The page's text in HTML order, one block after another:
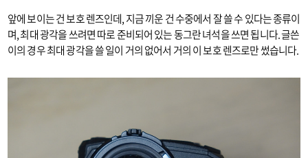
앞에 보이는 건 보호 렌즈인데, 지금 끼운 건 수중에서 잘 쓸 수 있다는 종류이
며, 최대 광각을 쓰려면 따로 준비되어 있는 동그란 녀석을 쓰면 됩니다. 글쓴
이의 경우 최대 광각을 쓸 일이 거의 없어서 거의 이 보호 렌즈로만 썼습니다.